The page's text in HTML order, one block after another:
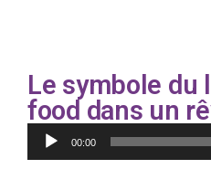
Le symbole du
food dans un
Lecteur
audio00:00